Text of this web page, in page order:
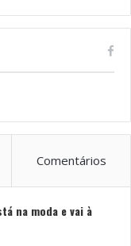
Comentários
na moda e vai à